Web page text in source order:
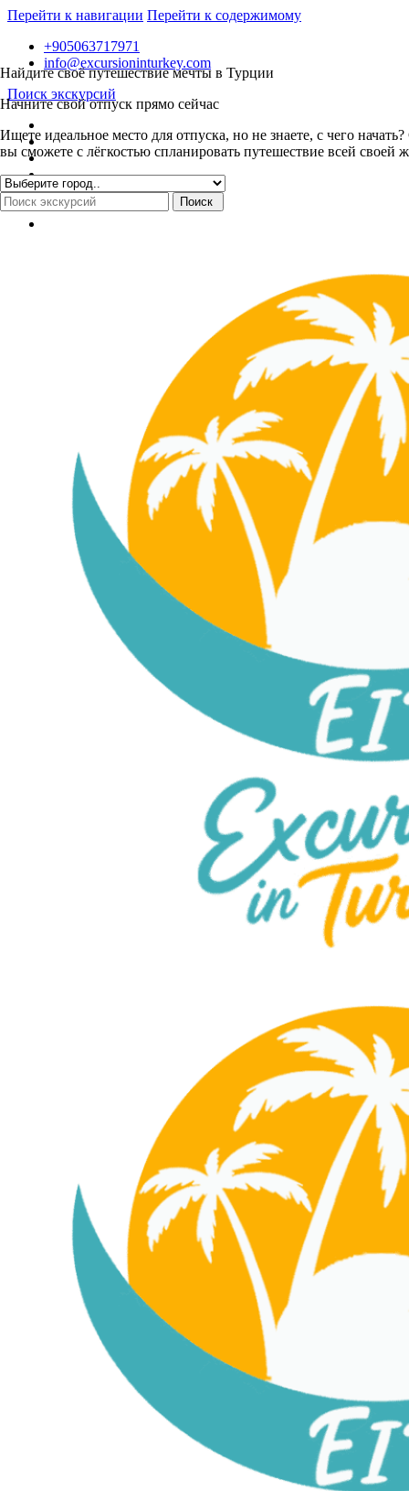
Перейти к навигации Перейти к содержимому
Найдите своё путешествие мечты в Турции
Начните свой отпуск прямо сейчас
Ищете идеальное место для отпуска, но не знаете, с чего
вы сможете с лёгкостью спланировать путешествие всей своей
+905063717971
info@excursioninturkey.com
Поиск экскурсий